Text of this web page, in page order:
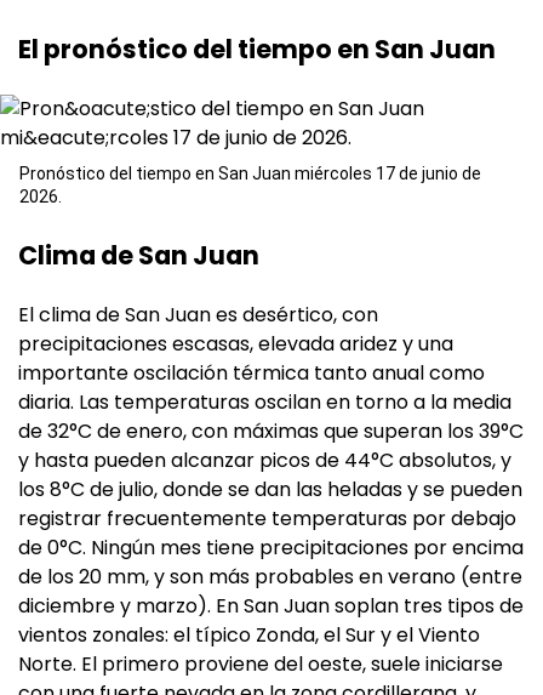
El pronóstico del tiempo en San Juan
Pronóstico del tiempo en San Juan miércoles 17 de junio de
2026.
Clima de San Juan
El clima de San Juan es desértico, con
precipitaciones escasas, elevada aridez y una
importante oscilación térmica tanto anual como
diaria. Las temperaturas oscilan en torno a la media
de 32°C de enero, con máximas que superan los 39°C
y hasta pueden alcanzar picos de 44°C absolutos, y
los 8°C de julio, donde se dan las heladas y se pueden
registrar frecuentemente temperaturas por debajo
de 0°C. Ningún mes tiene precipitaciones por encima
de los 20 mm, y son más probables en verano (entre
diciembre y marzo). En San Juan soplan tres tipos de
vientos zonales: el típico Zonda, el Sur y el Viento
Norte. El primero proviene del oeste, suele iniciarse